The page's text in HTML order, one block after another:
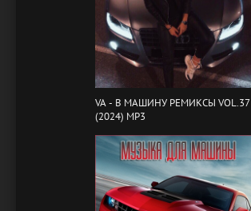
VA - B МАШИНУ РЕМИКСЫ VOL.37
(2024) MP3